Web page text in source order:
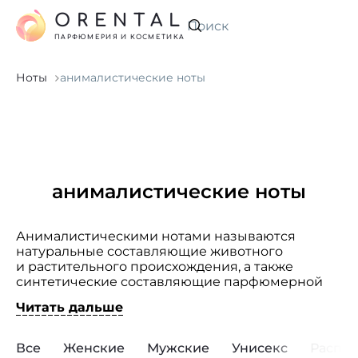
Искать
ORENTAL
ПАРФЮМЕРИЯ И КОСМЕТИКА
Ноты анималистические ноты
анималистические ноты
Анималистическими нотами называются
натуральные составляющие животного
и растительного происхождения, а также
синтетические составляющие парфюмерной
выраженным животным характером.
амбра, кастореум и циветта (цибетин). Для
Читать дальше
Все Женские Мужские Унисекс